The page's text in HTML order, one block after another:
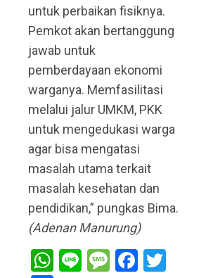
untuk perbaikan fisiknya.
Pemkot akan bertanggung
jawab untuk
pemberdayaan ekonomi
warganya. Memfasilitasi
melalui jalur UMKM, PKK
untuk mengedukasi warga
agar bisa mengatasi
masalah utama terkait
masalah kesehatan dan
pendidikan,” pungkas Bima.
(Adenan Manurung)
WhatsApp
LineMessage
Facebook